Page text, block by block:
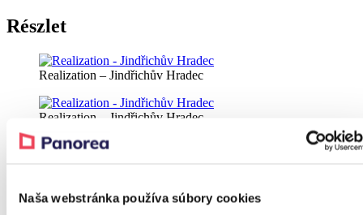
Naša webstránka používa súbory cookies
Részlet
Realization – Jindřichův Hradec
Realization – Jindřichův Hradec
Realization – Jindřichův Hradec